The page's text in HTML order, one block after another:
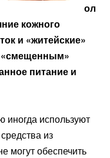
ол
кожного
и «житейские»
«смещенным»
питание и
иногда используют
из
могут обеспечить